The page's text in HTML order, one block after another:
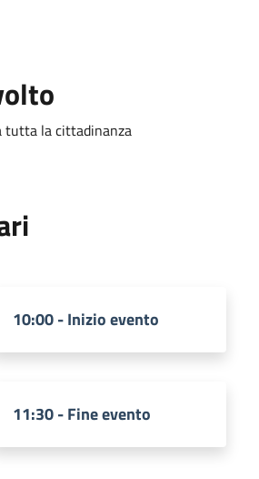
tutta la cittadinanza
10:00 - Inizio evento
11:30 - Fine evento